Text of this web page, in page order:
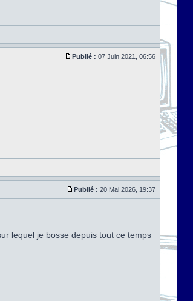
Publié : 07 Juin 2021, 06:56
Publié : 20 Mai 2026, 19:37
lequel je bosse depuis tout ce temps